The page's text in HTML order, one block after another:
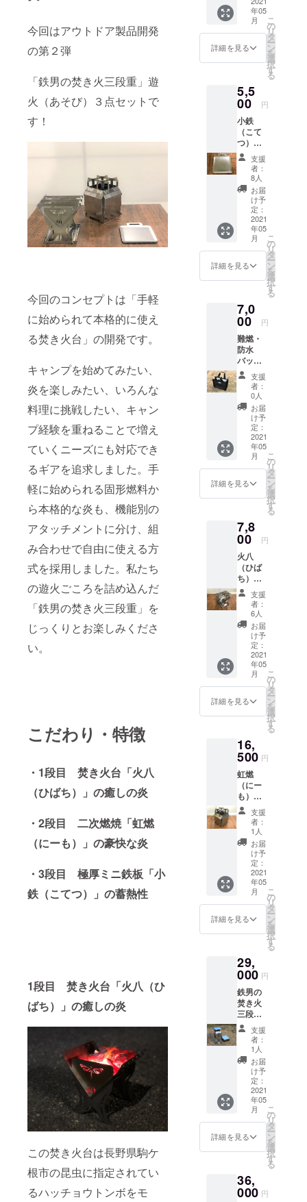
今回はアウトドア製品開発
の第２弾
「鉄男の焚き火三段重」遊
火（あそび）３点セットで
す！
今回のコンセプトは「手軽
に始められて本格的に使え
る焚き火台」の開発です。
キャンプを始めてみたい、
炎を楽しみたい、いろんな
料理に挑戦したい、キャン
プ経験を重ねることで増え
ていくニーズにも対応でき
るギアを追求しました。手
軽に始められる固形燃料か
ら本格的な炎も、機能別の
アタッチメントに分け、組
み合わせで自由に使える方
式を採用しました。私たち
の遊火ごころを詰め込んだ
「鉄男の焚き火三段重」を
じっくりとお楽しみくださ
い。
こだわり・特徴
・1段目 焚き火台「火八
（ひばち）」の癒しの炎
・2段目 二次燃焼「虹燃
（にーも）」の豪快な炎
・3段目 極厚ミニ鉄板「小
鉄（こてつ）」の蓄熱性
1段目 焚き火台「火八（ひ
ばち）」の癒しの炎
この焚き火台は長野県駒ケ
根市の昆虫に指定されてい
るハッチョウトンボをモ
た
い・・・。
そんなコン
セプトで
取り組んで
います。
の支援
をいた
だき火
八を
持って
いる方
年05
月
詳細を見る
こ
の
リ
タ
ー
ン
を
選
択
す
る
5,5
00 円
小鉄
（こて
つ）取
手付き
支援
者：
8人
お届
け予
定：
2021
年05
月
詳細を見る
こ
の
リ
タ
ー
ン
を
選
択
す
る
7,0
00 円
難燃・
防水
バッグ
（こち
らのご
支援は
バッグ
のみで
す。そ
の他の
商品は
含まれ
ており
ませ
ん。）
三段重
（虹燃
収納箱
共通）
が入る
サイズ
になっ
ており
ます。
寸法：
奥行１
００ｍ
ｍ×幅１
５０ｍ
ｍ×高さ
２２０
ｍｍ ※
難燃・
ホース
のリサ
イクル
生地の
手作り
製品で
す。
支援
者：
0人
お届
け予
定：
2021
年05
月
詳細を見る
こ
の
リ
タ
ー
ン
を
選
択
す
る
7,8
00 円
火八
（ひば
ち）専
用ケー
ス付き
支援
者：
6人
お届
け予
定：
2021
年05
月
詳細を見る
こ
の
リ
タ
ー
ン
を
選
択
す
る
16,
500 円
虹燃
（にー
も）専
用ケー
ス付き
支援
者：
1人
お届
け予
定：
2021
年05
月
詳細を見る
こ
の
リ
タ
ー
ン
を
選
択
す
る
29,
000 円
鉄男の
焚き火
三段重
フル
セット
支援
者：
1人
お届
け予
定：
2021
年05
月
詳細を見る
こ
の
リ
タ
ー
ン
を
選
択
す
る
36,
000 円